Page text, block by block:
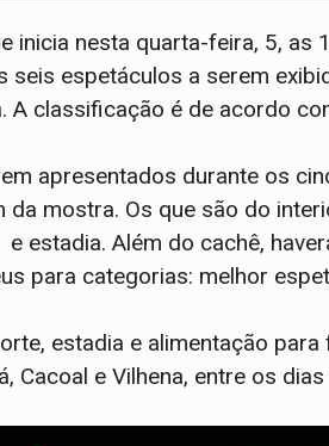
inicia nesta quarta-feira, 5, as
espetáculos a serem
A classificação é de acordo
apresentados durante os
mostra. Os que são do
estadia. Além do cachê,
para categorias: melhor
estadia e alimentação
Cacoal e Vilhena, entre os